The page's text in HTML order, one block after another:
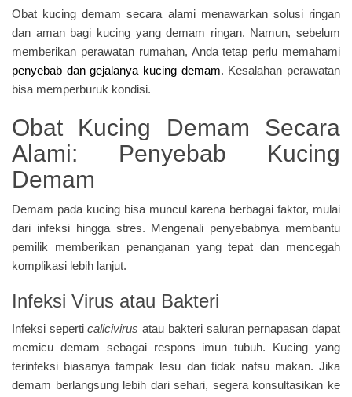
Obat kucing demam secara alami menawarkan solusi ringan
dan aman bagi kucing yang demam ringan. Namun, sebelum
memberikan perawatan rumahan, Anda tetap perlu memahami
penyebab dan gejalanya kucing demam. Kesalahan perawatan
bisa memperburuk kondisi.
Obat Kucing Demam Secara
Alami: Penyebab Kucing
Demam
Demam pada kucing bisa muncul karena berbagai faktor, mulai
dari infeksi hingga stres. Mengenali penyebabnya membantu
pemilik memberikan penanganan yang tepat dan mencegah
komplikasi lebih lanjut.
Infeksi Virus atau Bakteri
Infeksi seperticalicivirus atau bakteri saluran pernapasan dapat
memicu demam sebagai respons imun tubuh. Kucing yang
terinfeksi biasanya tampak lesu dan tidak nafsu makan. Jika
demam berlangsung lebih dari sehari, segera konsultasikan ke